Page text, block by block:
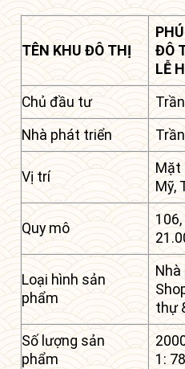
TÊN KHU ĐÔ THỊ
ĐÔ
LỄ
Chủ đầu tư
Nhà phát triển
Vị trí
Mặt
Mỹ,
Quy mô
Loại hình sản
phẩm
Nhà
thự
Số lượng sản
phẩm
1: